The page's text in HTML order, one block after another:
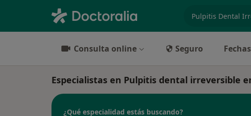
Consulta online Seguro
Especialistas en Pulpitis dental irreversible
¿Qué especialidad estás buscando?